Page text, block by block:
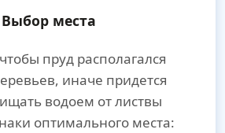
Выбор места
пруд располагался
иначе придется
водоем от листвы
оптимального места: